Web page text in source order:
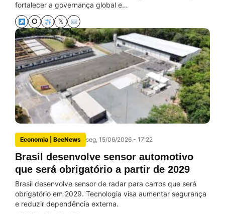
fortalecer a governança global e…
⭘ 𝕏
Economia | BeeNews seg, 15/06/2026 - 17:22
Brasil desenvolve sensor automotivo
que será obrigatório a partir de 2029
Brasil desenvolve sensor de radar para carros que será
obrigatório em 2029. Tecnologia visa aumentar segurança
e reduzir dependência externa.